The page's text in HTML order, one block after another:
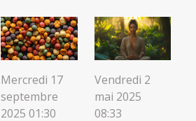
Mercredi 17
septembre
2025 01:30
Vendredi 2
mai 2025
08:33